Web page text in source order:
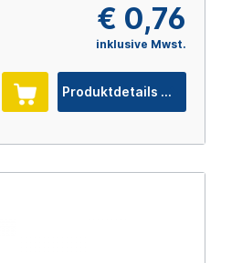
€ 0,76
inklusive Mwst.
Produktdetails